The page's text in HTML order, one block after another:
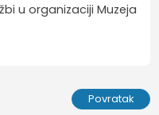
u organizaciji Muzeja
Povratak